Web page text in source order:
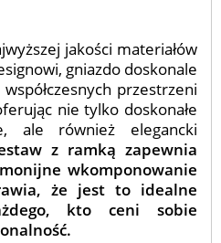
jakości materiałów
gniazdo doskonale
przestrzeni
nie tylko doskonałe
ale również elegancki
z ramką zapewnia
wkomponowanie
że jest to idealne
kto ceni sobie